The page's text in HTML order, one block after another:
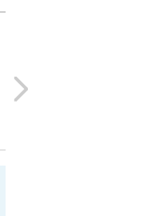
nou disc de